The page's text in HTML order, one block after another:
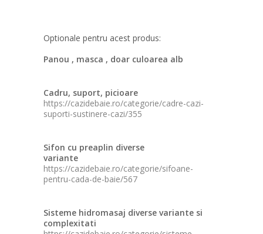
Optionale pentru acest produs:
Panou , masca , doar culoarea alb
Cadru, suport, picioare
https://cazidebaie.ro/categorie/cadre-cazi-
suporti-sustinere-cazi/355
Sifon cu preaplin diverse
variante
https://cazidebaie.ro/categorie/sifoane-
pentru-cada-de-baie/567
Sisteme hidromasaj diverse variante si
complexitati